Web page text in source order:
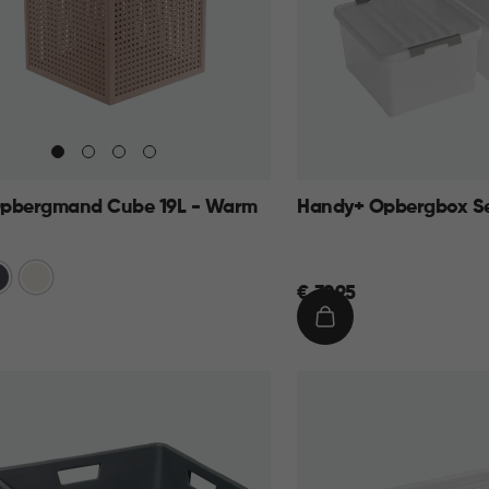
Cube 19L - Warm
Handy+ Opbergbox
€
39,95
€ 39,95
IN